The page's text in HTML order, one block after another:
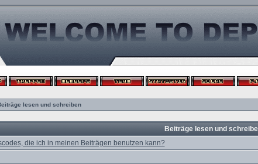
lesen und schreiben
Beiträge lesen und
die ich in meinen Beiträgen benutzen kann?